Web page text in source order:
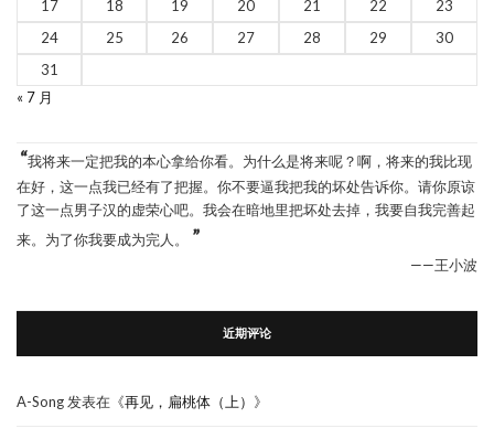
17 18 19 20 21 22
23
24
25 26 27 28 29
30
31
« 7 月
“我将来一定把我的本心拿给你看。为什么是将来呢？啊，将来的我比现
在好，这一点我已经有了把握。你不要逼我把我的坏处告诉你。请你原谅
了这一点男子汉的虚荣心吧。我会在暗地里把坏处去掉，我要自我完善起
来。为了你我要成为完人。
”
——王小波
近期评论
A-Song 发表在《再见，扁桃体（上） 》